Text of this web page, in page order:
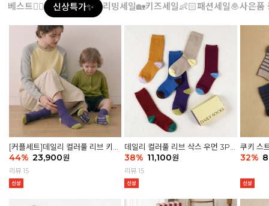
베스트👍🏻 신상특가✨ 리빙세일🏡키즈세일👶🏻패션세일🧆사은품
[커플세트]데일리 컬러풀 리브 키즈
6P & 우먼3P 삭스세트
44% 23,900원
리뷰 15
데일리 컬러풀 리브 삭스 우먼 3P
세트
38% 11,100원
리뷰 15
쿠키 스
32%